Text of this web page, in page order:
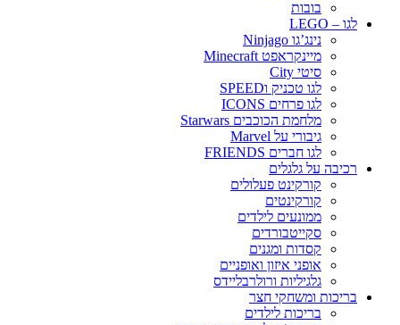
בובות
לגו – LEGO
נינג’גו Ninjago
מיינקראפט Minecraft
סיטי City
לגו טכניק וSPEED
לגו פרחים ICONS
מלחמת הכוכבים Starwars
גיבורי על Marvel
לגו חברים FRIENDS
רכיבה על גלגלים
קורקינט פעלולים
קורקינטים
ממונעים לילדים
סקייטבורדים
קסדות ומגנים
אופני איזון ואופניים
גלגיליות ורולרבליידס
בריכות ומשחקי חצר
בריכות לילדים